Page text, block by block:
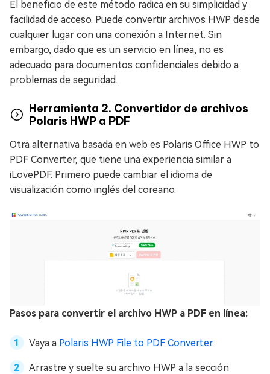
El beneficio de este método radica en su simplicidad y
facilidad de acceso. Puede convertir archivos HWP desde
cualquier lugar con una conexión a Internet. Sin
embargo, dado que es un servicio en línea, no es
adecuado para documentos confidenciales debido a
problemas de seguridad.
Herramienta 2. Convertidor de archivos
Polaris HWP a PDF
Otra alternativa basada en web es Polaris Office HWP to
PDF Converter, que tiene una experiencia similar a
iLovePDF. Primero puede cambiar el idioma de
visualización como inglés del coreano.
Pasos para convertir el archivo HWP a PDF en línea:
Vaya a Polaris HWP File to PDF Converter.
Arrastre y suelte su archivo HWP a la sección